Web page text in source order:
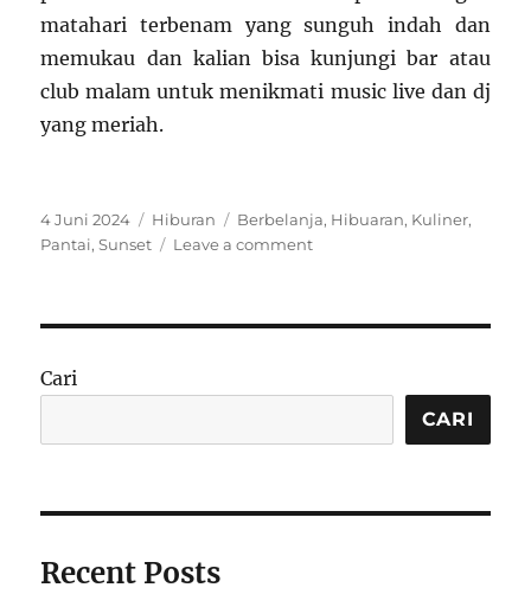
matahari terbenam yang sunguh indah dan
memukau dan kalian bisa kunjungi bar atau
club malam untuk menikmati music live dan dj
yang meriah.
Posted
on
4 Juni 2024 Categories
Hiburan Tags
Berbelanja, Hibuaran, Kuliner,
Pantai,Sunset Leave a commenton
Bersama
Cari
CARI
Recent Posts